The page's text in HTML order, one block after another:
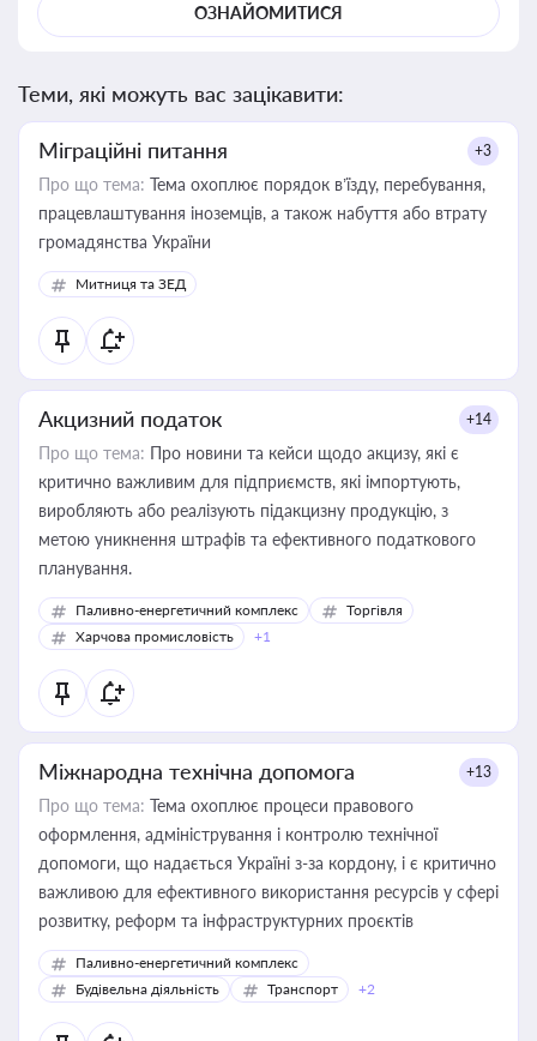
ОЗНАЙОМИТИСЯ
Теми, які можуть вас зацікавити:
Міграційні питання +3
Про що тема: Тема охоплює порядок в’їзду, перебування,
працевлаштування іноземців, а також набуття або втрату
громадянства України
Митниця та ЗЕД
Акцизний податок +14
Про що тема: Про новини та кейси щодо акцизу, які є
критично важливим для підприємств, які імпортують,
виробляють або реалізують підакцизну продукцію, з
метою уникнення штрафів та ефективного податкового
планування.
Паливно-енергетичний комплекс
Торгівля
Харчова промисловість
+1
Міжнародна технічна допомога +13
Про що тема: Тема охоплює процеси правового
оформлення, адміністрування і контролю технічної
допомоги, що надається Україні з-за кордону, і є критично
важливою для ефективного використання ресурсів у сфері
розвитку, реформ та інфраструктурних проєктів
Паливно-енергетичний комплекс
Будівельна діяльність
Транспорт +2